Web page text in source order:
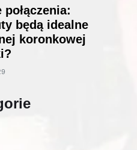
będą idealne
koronkowej